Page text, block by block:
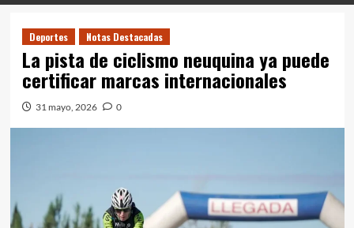
Deportes Notas Destacadas
La pista de ciclismo neuquina ya puede
certificar marcas internacionales
31 mayo, 2026 0